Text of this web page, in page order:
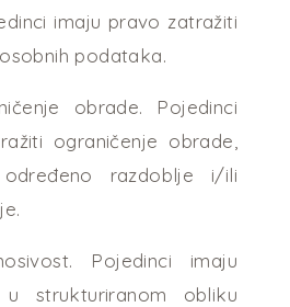
imaju pravo zatražiti
podataka.
obrade. Pojedinci
ograničenje obrade,
razdoblje i/ili
Pojedinci imaju
strukturiranom obliku